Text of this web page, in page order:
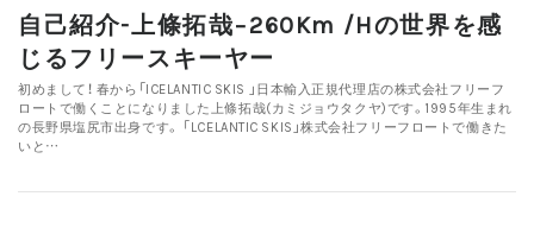
自己紹介-上條拓哉−260Km /hの世界を感
じるフリースキーヤー
初めまして！ 春から「ICELANTIC SKIS 」日本輸入正規代理店の株式会社フリーフ
ロートで働くことになりました上條拓哉(カミジョウタクヤ)です。1995年生まれ
の長野県塩尻市出身です。 「LCELANTIC SKIS」株式会社フリーフロートで働きた
いと…